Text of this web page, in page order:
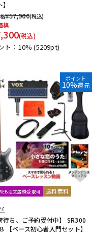
¥57,900(税込)
格
(税込)
ト：10%(5209pt)
ポイント
10%還元
注文店頭受取可 送料無料
待ち、ご予約受付中】 SR300
【ベース初心者入門セット】